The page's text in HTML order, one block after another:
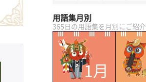
用語集月別
365日の用語集を月別にご紹介
1月